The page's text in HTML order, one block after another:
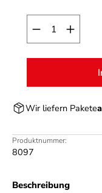
Produkt
Wir liefern Pakete
Produktnummer:
8097
Beschreibung